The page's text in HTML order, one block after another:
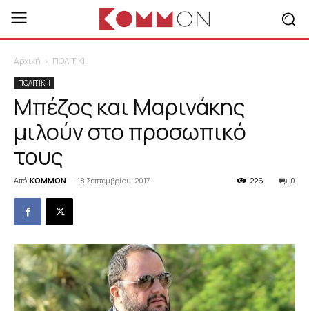
Αρχική ΠΟΛΙΤΙΚΗ
ΠΟΛΙΤΙΚΗ
Μπέζος και Μαρινάκης
μιλούν στο προσωπικό
τους
Από KOMMON - 18 Σεπτεμβρίου, 2017 0
226